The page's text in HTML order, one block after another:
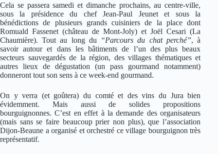
Cela se passera samedi et dimanche prochains, au centre-ville,
sous la présidence du chef Jean-Paul Jeunet et sous la
bénédictions de plusieurs grands cuisiniers de la place dont
Romuald Fassenet (château de Mont-Joly) et Joël Cesari (La
Chaumière). Tout au long du
“Parcours du chat perché”, à
savoir autour et dans les bâtiments de l’un des plus beaux
secteurs sauvegardés de la région, des villages thématiques et
autres lieux de dégustation (un pass gourmand notamment)
donneront tout son sens à ce week-end gourmand.
On y verra (et goûtera) du comté et des vins du Jura bien
évidemment. Mais aussi de solides propositions
bourguignonnes. C’est en effet à la demande des organisateurs
(mais sans se faire beaucoup prier non plus), que l’association
Dijon-Beaune a organisé et orchestré ce village bourguignon très
représentatif.